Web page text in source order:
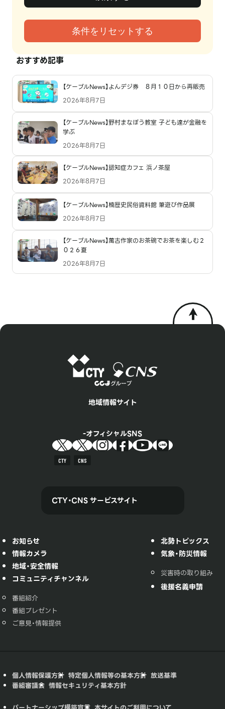
おすすめ記事
【ケーブルNews】よんデジ券 ８月１０日から再販売
2026年8月7日
【ケーブルNews】野村まなぼう教室 子ども達が金融を
学ぶ
2026年8月7日
【ケーブルNews】認知症カフェ 浜ノ茶屋
2026年8月7日
【ケーブルNews】楠歴史民俗資料館 筆遊び作品展
2026年8月7日
【ケーブルNews】萬古作家のお茶碗でお茶を楽しむ２
０２６夏
2026年8月7日
地域情報サイト
オフィシャルSNS
CTY CNS
CTY・CNS サービスサイト
お知らせ
情報カメラ
地域・安全情報
コミュニティチャンネル
番組紹介
番組プレゼント
ご意見・情報提供
北勢トピックス
気象・防災情報
災害時の取り組み
後援名義申請
個人情報保護方針 特定個人情報等の基本方針 放送基準
番組審議会 情報セキュリティ基本方針